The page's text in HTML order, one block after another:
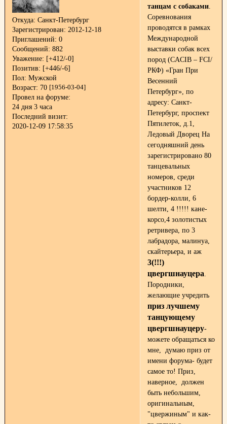
Откуда: Санкт-Петербург
Зарегистрирован: 2012-12-18
Приглашений: 0
Сообщений: 882
Уважение: [+412/-0]
Позитив: [+446/-6]
Пол: Мужской
Возраст: 70 [1956-03-04]
Провел на форуме:
24 дня 3 часа
Последний визит:
2020-12-09 17:58:35
танцам с собаками.
Соревнования
проводятся в рамках
Международной
выставки собак всех
пород (СACIB – FCI/
РКФ) «Гран При
Весенний
Петербург», по
адресу: Санкт-
Петербург, проспект
Пятилеток, д.1,
Ледовый Дворец На
сегодняшний день
зарегистрировано 80
танцевальных
номеров, среди
участников 12
бордер-колли, 6
шелти, 4 !!!!! кане-
корсо,4 золотистых
ретривера, по 3
лабрадора, малинуа,
скайтерьера, и аж
3(!!!)
цвергшнауцера.
Породники,
желающие учредить
приз лучшему
танцующему
цвергшнауцеру-
можете обращаться ко
мне, думаю приз от
имени форума- будет
самое то! Приз,
наверное, должен
быть небольшим,
оригинальным,
"цвержиным" и как-